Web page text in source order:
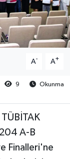
A- A+
9
Okunma
A-B
Finalleri'ne